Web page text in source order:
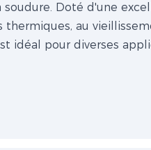
Doté d'une
thermiques, au
idéal pour diverses